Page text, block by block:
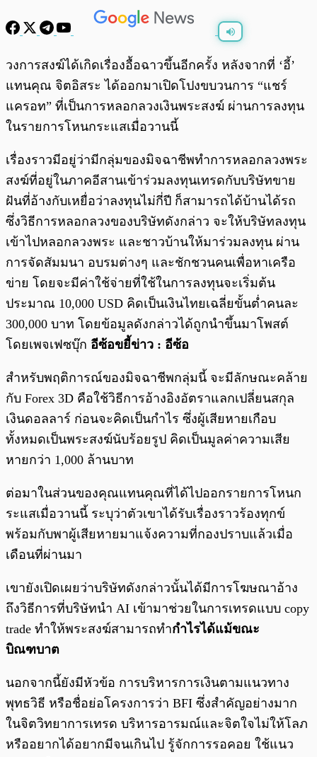
พร้อมเล่น 0:00
วงการสงฆ์ได้เกิดเรื่องอื้อฉาวขึ้นอีกครั้ง หลังจากที่ ‘อี้’
แทนคุณ จิตอิสระ ได้ออกมาเปิดโปงขบวนการ “แชร์
แครอท” ที่เป็นการหลอกลวงเงินพระสงฆ์ ผ่านการลงทุน
ในรายการโหนกระแสเมื่อวานนี้
เรื่องราวมีอยู่ว่ามีกลุ่มของมิจฉาชีพทำการหลอกลวงพระ
สงฆ์ที่อยู่ในภาคอีสานเข้าร่วมลงทุนเทรดกับบริษัทขาย
ฝันที่อ้างกับเหยื่อว่าลงทุนไม่กี่ปี ก็สามารถได้บ้านได้รถ
ซึ่งวิธีการหลอกลวงของบริษัทดังกล่าว จะให้บริษัทลงทุน
เข้าไปหลอกลวงพระ และชาวบ้านให้มาร่วมลงทุน ผ่าน
การจัดสัมมนา อบรมต่างๆ และชักชวนคนเพื่อหาเครือ
ข่าย โดยจะมีค่าใช้จ่ายที่ใช้ในการลงทุนจะเริ่มต้น
ประมาณ 10,000 USD คิดเป็นเงินไทยเฉลี่ยขั้นต่ำคนละ
300,000 บาท โดยข้อมูลดังกล่าวได้ถูกนำขึ้นมาโพสต์
โดยเพจเฟซบุ๊ก อีซ้อขยี้ข่าว : อีซ้อ
สำหรับพฤติการณ์ของมิจฉาชีพกลุ่มนี้ จะมีลักษณะคล้าย
กับ Forex 3D คือใช้วิธีการอ้างอิงอัตราแลกเปลี่ยนสกุล
เงินดอลลาร์ ก่อนจะคิดเป็นกำไร ซึ่งผู้เสียหายเกือบ
ทั้งหมดเป็นพระสงฆ์นับร้อยรูป คิดเป็นมูลค่าความเสีย
หายกว่า 1,000 ล้านบาท
ต่อมาในส่วนของคุณแทนคุณที่ได้ไปออกรายการโหนก
ระแสเมื่อวานนี้ ระบุว่าตัวเขาได้รับเรื่องราวร้องทุกข์
พร้อมกับพาผู้เสียหายมาแจ้งความที่กองปราบแล้วเมื่อ
เดือนที่ผ่านมา
เขายังเปิดเผยว่าบริษัทดังกล่าวนั้นได้มีการโฆษณาอ้าง
ถึงวิธีการที่บริษัทนำ AI เข้ามาช่วยในการเทรดแบบ copy
trade ทำให้พระสงฆ์สามารถทำกำไรได้แม้ขณะ
บิณฑบาต
นอกจากนี้ยังมีหัวข้อ การบริหารการเงินตามแนวทาง
พุทธวิธี หรือชื่อย่อโครงการว่า BFI ซึ่งสำคัญอย่างมาก
ในจิตวิทยาการเทรด บริหารอารมณ์และจิตใจไม่ให้โลภ
หรืออยากได้อยากมีจนเกินไป รู้จักการรอคอย ใช้แนว